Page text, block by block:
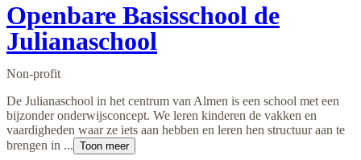
Openbare Basisschool de
Julianaschool
Non-profit
De Julianaschool in het centrum van Almen is een school met een
bijzonder onderwijsconcept. We leren kinderen de vakken en
vaardigheden waar ze iets aan hebben en leren hen structuur aan te
brengen in ... Toon meer